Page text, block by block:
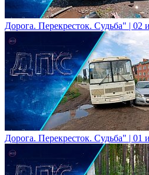
Дорога. Перекресток. Судьба" |
Дорога. Перекресток. Судьба" |